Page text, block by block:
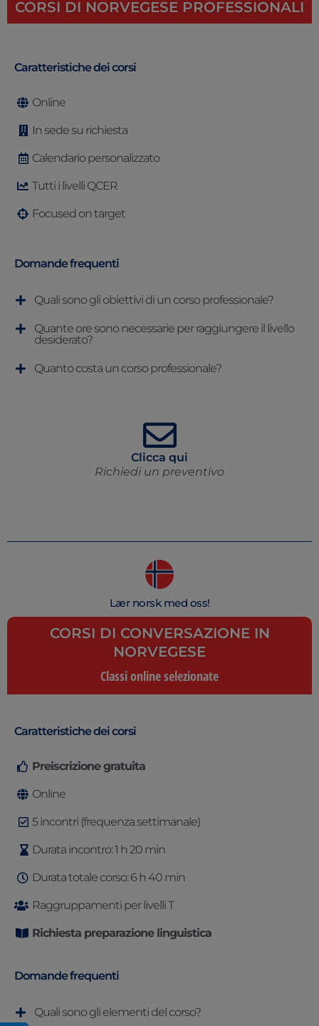
CORSI DI NORVEGESE PROFESSIONALI
Caratteristiche dei corsi
Online
In sede su richiesta
Calendario personalizzato
Tutti i livelli QCER
Focused on target
Domande frequenti
Quali sono gli obiettivi di un corso professionale?
Quante ore sono necessarie per raggiungere il livello
desiderato?
Quanto costa un corso professionale?
Clicca qui
Richiedi un preventivo
Lær norsk med oss!
CORSI DI CONVERSAZIONE IN
NORVEGESE
Classi online selezionate
Caratteristiche dei corsi
Preiscrizione gratuita
Online
5 incontri (frequenza settimanale)
Durata incontro: 1 h 20 min
Durata totale corso: 6 h 40 min
Raggruppamenti per livelli T
Richiesta preparazione linguistica
Domande frequenti
Quali sono gli elementi del corso?